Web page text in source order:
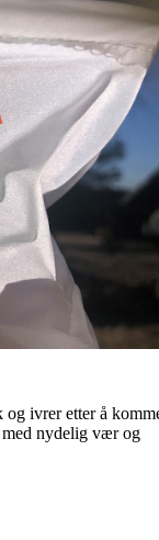
ivrer etter å
med nydelig vær og